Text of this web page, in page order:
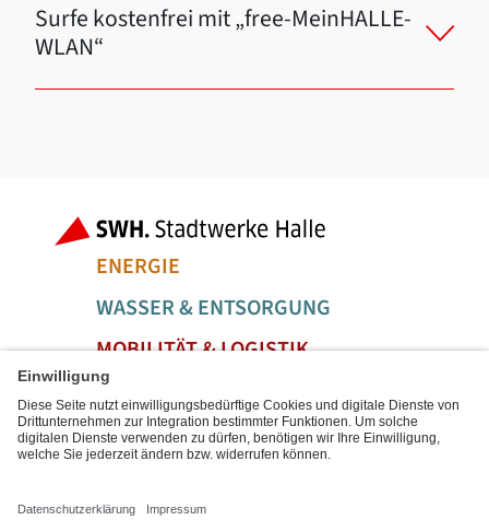
Surfe kostenfrei mit „free-MeinHALLE-
WLAN“
Bereiche der
ENERGIE
WASSER & ENTSORGUNG
MOBILITÄT & LOGISTIK
SERVICE & FREIZEIT
Service Links